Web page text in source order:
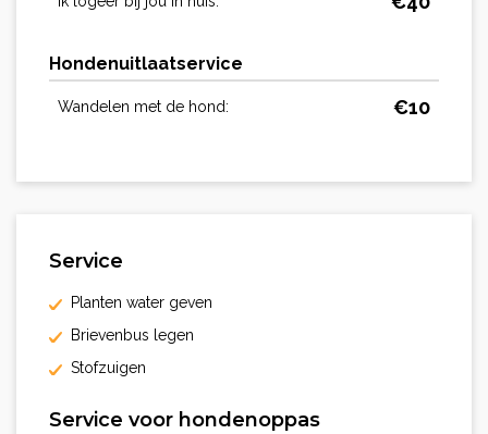
Hondenuitlaatservice
Wandelen met de hond: €10
Service
Planten water geven
Brievenbus legen
Stofzuigen
Service voor hondenoppas